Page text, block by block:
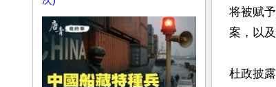
将被赋
案，以
杜政披